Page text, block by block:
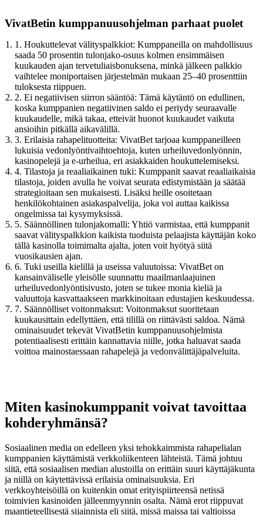
VivatBetin kumppanuusohjelman parhaat puolet
1. Houkuttelevat välityspalkkiot: Kumppaneilla on mahdollisuus
saada 50 prosentin tulonjako-osuus kolmen ensimmäisen
kuukauden ajan tervetuliaisbonuksena, minkä jälkeen palkkio
vaihtelee moniportaisen järjestelmän mukaan 25–40 prosenttiin
tuloksesta riippuen.
2. Ei negatiivisen siirron sääntöä: Tämä käytäntö on edullinen,
koska kumppanien negatiivinen saldo ei periydy seuraavalle
kuukaudelle, mikä takaa, etteivät huonot kuukaudet vaikuta
ansioihin pitkällä aikavälillä.
3. Erilaisia rahapelituotteita: VivatBet tarjoaa kumppaneilleen
lukuisia vedonlyöntivaihtoehtoja, kuten urheiluvedonlyönnin,
kasinopelejä ja e-urheilua, eri asiakkaiden houkuttelemiseksi.
4. Tilastoja ja reaaliaikainen tuki: Kumppanit saavat reaaliaikaisia
tilastoja, joiden avulla he voivat seurata edistymistään ja säätää
strategioitaan sen mukaisesti. Lisäksi heille osoitetaan
henkilökohtainen asiakaspalvelija, joka voi auttaa kaikissa
ongelmissa tai kysymyksissä.
5. Säännöllinen tulonjakomalli: Yhtiö varmistaa, että kumppanit
saavat välityspalkkion kaikista tuoduista pelaajista käyttäjän koko
tällä kasinolla toimimalta ajalta, joten voit hyötyä siitä
vuosikausien ajan.
6. Tuki useilla kielillä ja useissa valuutoissa: VivatBet on
kansainväliselle yleisölle suunnattu maailmanlaajuinen
urheiluvedonlyöntisivusto, joten se tukee monia kieliä ja
valuuttoja kasvattaakseen markkinoitaan edustajien keskuudessa.
7. Säännölliset voitonmaksut: Voitonmaksut suoritetaan
kuukausittain edellyttäen, että tilillä on riittävästi saldoa. Nämä
ominaisuudet tekevät VivatBetin kumppanuusohjelmista
potentiaalisesti erittäin kannattavia niille, jotka haluavat saada
voittoa mainostaessaan rahapelejä ja vedonvälittäjäpalveluita.
Miten kasinokumppanit voivat tavoittaa
kohderyhmänsä?
Sosiaalinen media on edelleen yksi tehokkaimmista rahapelialan
kumppanien käyttämistä verkkoliikenteen lähteistä. Tämä johtuu
siitä, että sosiaalisen median alustoilla on erittäin suuri käyttäjäkunta
ja niillä on käytettävissä erilaisia ominaisuuksia. Eri
verkkoyhteisöillä on kuitenkin omat erityispiirteensä netissä
toimivien kasinoiden jälleenmyynnin osalta. Nämä erot riippuvat
maantieteellisestä sijainnista eli siitä, missä maissa tai valtioissa